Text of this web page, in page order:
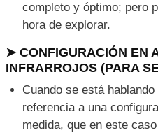
completo y óptimo; pero
hora de explorar.
➤ CONFIGURACIÓN EN
INFRARROJOS (PARA
Cuando se está
referencia a una
medida, que en este